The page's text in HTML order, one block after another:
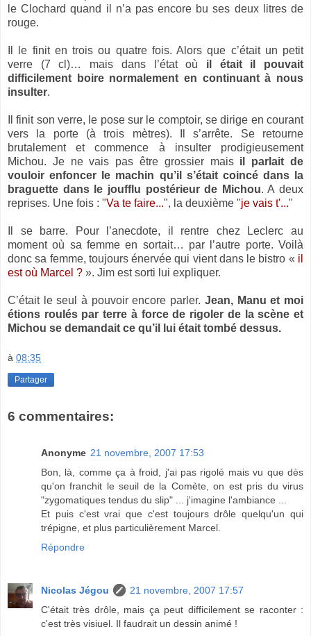
le Clochard quand il n’a pas encore bu ses deux litres de
rouge.
Il le finit en trois ou quatre fois. Alors que c’était un petit
verre (7 cl)… mais dans l’état où il était il pouvait
difficilement boire normalement en continuant à nous
insulter.
Il finit son verre, le pose sur le comptoir, se dirige en courant
vers la porte (à trois mètres). Il s’arrête. Se retourne
brutalement et commence à insulter prodigieusement
Michou. Je ne vais pas être grossier mais il parlait de
vouloir enfoncer le machin qu’il s’était coincé dans la
braguette dans le joufflu postérieur de Michou. A deux
reprises. Une fois : "Va te faire...", la deuxième "je vais t'..."
Il se barre. Pour l’anecdote, il rentre chez Leclerc au
moment où sa femme en sortait… par l’autre porte. Voilà
donc sa femme, toujours énervée qui vient dans le bistro « il
est où Marcel ? ». Jim est sorti lui expliquer.
C’était le seul à pouvoir encore parler. Jean, Manu et moi
étions roulés par terre à force de rigoler de la scène et
Michou se demandait ce qu’il lui était tombé dessus.
à 08:35
Partager
6 commentaires:
Anonyme 21 novembre, 2007 17:53
Bon, là, comme ça à froid, j'ai pas rigolé mais vu que dès
qu'on franchit le seuil de la Comète, on est pris du virus
"zygomatiques tendus du slip" ... j'imagine l'ambiance ...
Et puis c'est vrai que c'est toujours drôle quelqu'un qui
trépigne, et plus particulièrement Marcel.
Répondre
Nicolas Jégou
21 novembre, 2007 17:57
C'était très drôle, mais ça peut difficilement se raconter :
c'est très visiuel. Il faudrait un dessin animé !